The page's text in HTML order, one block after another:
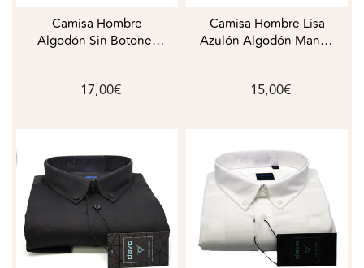
Camisa Hombre
Algodón Sin Botones
17,00€
Camisa Hombre Lisa
Azulón Algodón Manga
15,00€